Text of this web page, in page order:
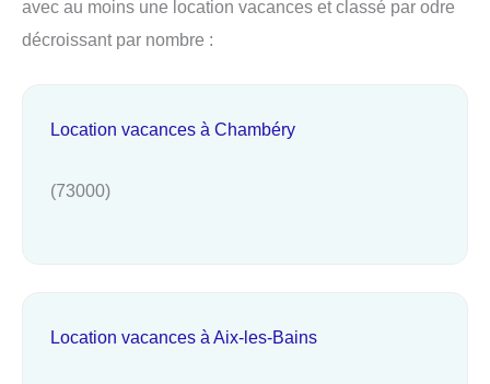
avec au moins une location vacances et classé par odre
décroissant par nombre :
Location vacances à Chambéry
(73000)
Location vacances à Aix-les-Bains